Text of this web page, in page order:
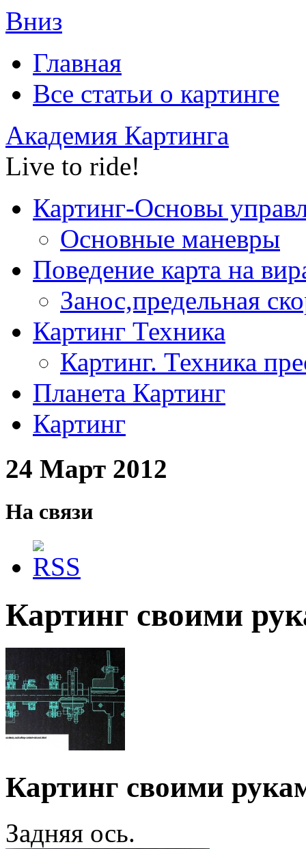
Вниз
Главная
Все статьи o картинге
Академия Картинга
Live to ride!
Картинг-Основы
Основные маневры
Поведение карта на
Занос,предельная
Картинг Техника
Картинг. Техника
Планета Картинг
Картинг
24 Март 2012
На связи
Картинг своими
Картинг своими
Задняя ось.